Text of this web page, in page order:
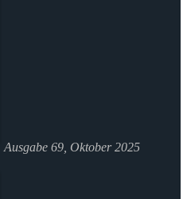
Ausgabe 69, Oktober 2025